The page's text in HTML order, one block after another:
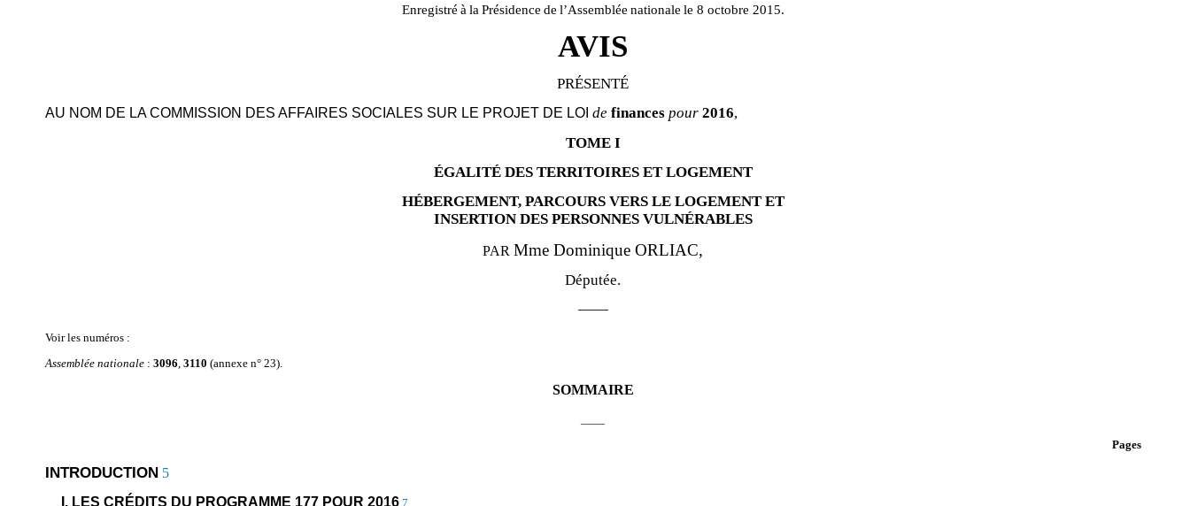
Enregistré à la Présidence de l’Assemblée nationale le 8 octobre 2015.
AVIS
PRÉSENTÉ
AU NOM DE LA COMMISSION DES AFFAIRES SOCIALES SUR LE PROJET DE LOI de financespour 2016,
TOME I
ÉGALITÉ DES TERRITOIRES ET LOGEMENT
HÉBERGEMENT, PARCOURS VERS LE LOGEMENT ET
INSERTION DES PERSONNES VULNÉRABLES
PAR Mme Dominique ORLIAC,
Députée.
——
Voir les numéros :
Assemblée nationale : 3096, 3110 (annexe n° 23).
SOMMAIRE
Pages
INTRODUCTION 5
I. LES CRÉDITS DU PROGRAMME 177 POUR 2016 7